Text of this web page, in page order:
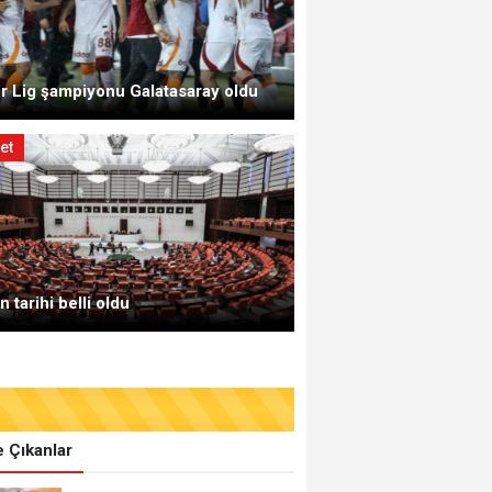
İki ülke liderini ağırlamaktan
Lig şampiyonu Galatasaray oldu
tarihi belli oldu
Çıkanlar